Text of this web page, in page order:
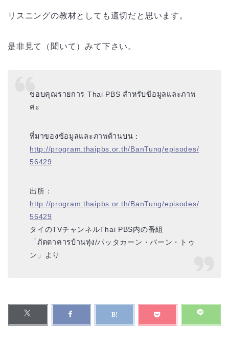
リスニングの教材としても適切だと思います。
是非見て（聞いて）みて下さい。
ขอบคุณรายการ Thai PBS สำหรับข้อมูลและภาพ
ค่ะ
ที่มาของข้อมูลและภาพด้านบน：
http://program.thaipbs.or.th/BanTung/episodes/
56429
出所：
http://program.thaipbs.or.th/BanTung/episodes/
56429
タイのTVチャンネルThai PBS内の番組
「ภัตตาคารบ้านทุ่ง/パッタカーン・バーン・トゥ
ン」より